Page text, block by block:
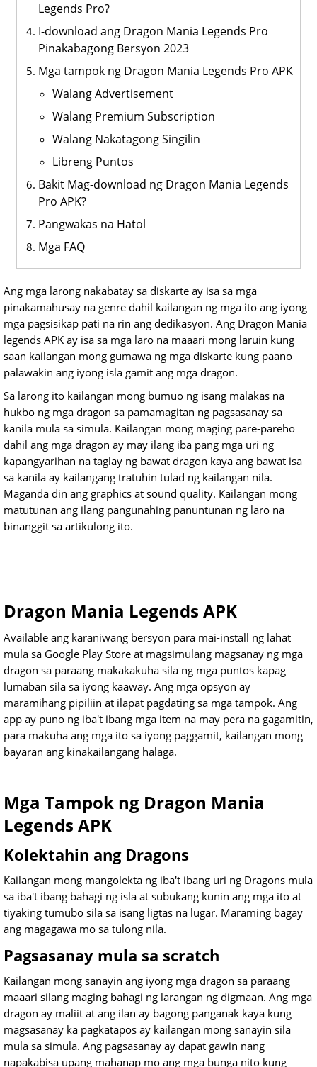
Legends Pro?
I-download ang Dragon Mania Legends Pro
Pinakabagong Bersyon 2023
Mga tampok ng Dragon Mania Legends Pro APK
Walang Advertisement
Walang Premium Subscription
Walang Nakatagong Singilin
Libreng Puntos
Bakit Mag-download ng Dragon Mania Legends
Pro APK?
Pangwakas na Hatol
Mga FAQ
Ang mga larong nakabatay sa diskarte ay isa sa mga
pinakamahusay na genre dahil kailangan ng mga ito ang iyong
mga pagsisikap pati na rin ang dedikasyon. Ang Dragon Mania
legends APK ay isa sa mga laro na maaari mong laruin kung
saan kailangan mong gumawa ng mga diskarte kung paano
palawakin ang iyong isla gamit ang mga dragon.
Sa larong ito kailangan mong bumuo ng isang malakas na
hukbo ng mga dragon sa pamamagitan ng pagsasanay sa
kanila mula sa simula. Kailangan mong maging pare-pareho
dahil ang mga dragon ay may ilang iba pang mga uri ng
kapangyarihan na taglay ng bawat dragon kaya ang bawat isa
sa kanila ay kailangang tratuhin tulad ng kailangan nila.
Maganda din ang graphics at sound quality. Kailangan mong
matutunan ang ilang pangunahing panuntunan ng laro na
binanggit sa artikulong ito.
Dragon Mania Legends APK
Available ang karaniwang bersyon para mai-install ng lahat
mula sa Google Play Store at magsimulang magsanay ng mga
dragon sa paraang makakakuha sila ng mga puntos kapag
lumaban sila sa iyong kaaway. Ang mga opsyon ay
maramihang pipiliin at ilapat pagdating sa mga tampok. Ang
app ay puno ng iba't ibang mga item na may pera na gagamitin,
para makuha ang mga ito sa iyong paggamit, kailangan mong
bayaran ang kinakailangang halaga.
Mga Tampok ng Dragon Mania
Legends APK
Kolektahin ang Dragons
Kailangan mong mangolekta ng iba't ibang uri ng Dragons mula
sa iba't ibang bahagi ng isla at subukang kunin ang mga ito at
tiyaking tumubo sila sa isang ligtas na lugar. Maraming bagay
ang magagawa mo sa tulong nila.
Pagsasanay mula sa scratch
Kailangan mong sanayin ang iyong mga dragon sa paraang
maaari silang maging bahagi ng larangan ng digmaan. Ang mga
dragon ay maliit at ang ilan ay bagong panganak kaya kung
magsasanay ka pagkatapos ay kailangan mong sanayin sila
mula sa simula. Ang pagsasanay ay dapat gawin nang
napakabisa upang mahanap mo ang mga bunga nito kung